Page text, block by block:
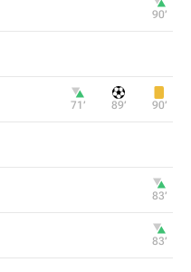
90‎’‎
71‎’‎ 89‎’‎ 90‎’‎
83‎’‎
83‎’‎